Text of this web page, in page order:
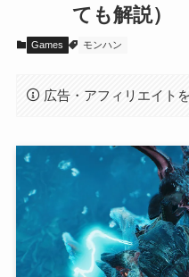
ても解説）
Games モンハン
広告・アフィリエイト